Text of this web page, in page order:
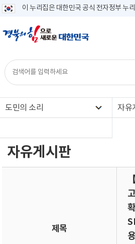
이 누리집은 대한민국 공식 전자정부 누
도민의 소리 자유
자유게시판
제목